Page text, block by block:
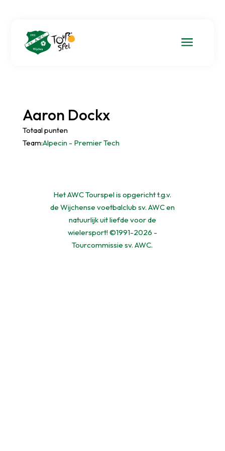
a
Aaron Dockx
Totaal punten
Team:Alpecin - Premier Tech
Het AWC Tourspel is opgericht t.g.v.
de Wijchense voetbalclub sv. AWC en
natuurlijk uit liefde voor de
wielersport! ©1991-2026 -
Tourcommissie sv. AWC.